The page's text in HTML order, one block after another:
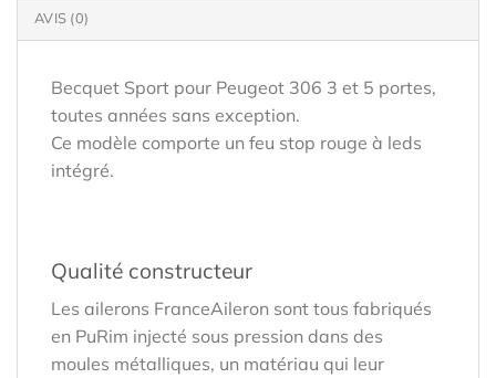
AVIS (0)
Becquet Sport pour Peugeot 306 3 et 5 portes,
toutes années sans exception.
Ce modèle comporte un feu stop rouge à leds
intégré.
Qualité constructeur
Les ailerons FranceAileron sont tous fabriqués
en PuRim injecté sous pression dans des
moules métalliques, un matériau qui leur